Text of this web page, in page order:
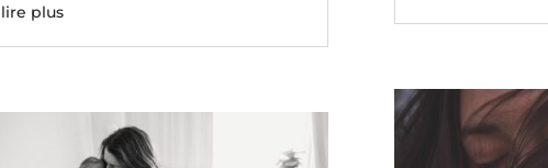
lire plus